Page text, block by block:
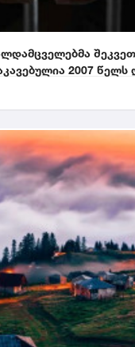
2007 წელს